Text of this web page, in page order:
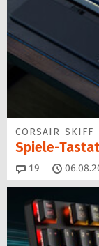
CORSAIR
Spiele-
19 Kommentare